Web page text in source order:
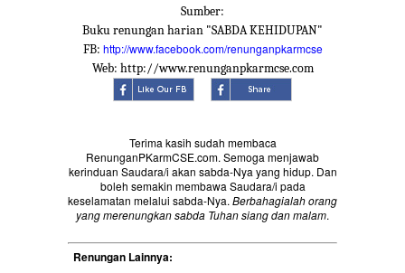
Sumber:
Buku renungan harian "SABDA KEHIDUPAN"
FB: http://www.facebook.com/renunganpkarmcse
Web: http://www.renunganpkarmcse.com
Terima kasih sudah membaca
RenunganPKarmCSE.com. Semoga menjawab
kerinduan Saudara/i akan sabda-Nya yang hidup. Dan
boleh semakin membawa Saudara/i pada
keselamatan melalui sabda-Nya. Berbahagialah orang
yang merenungkan sabda Tuhan siang dan malam.
Renungan Lainnya: